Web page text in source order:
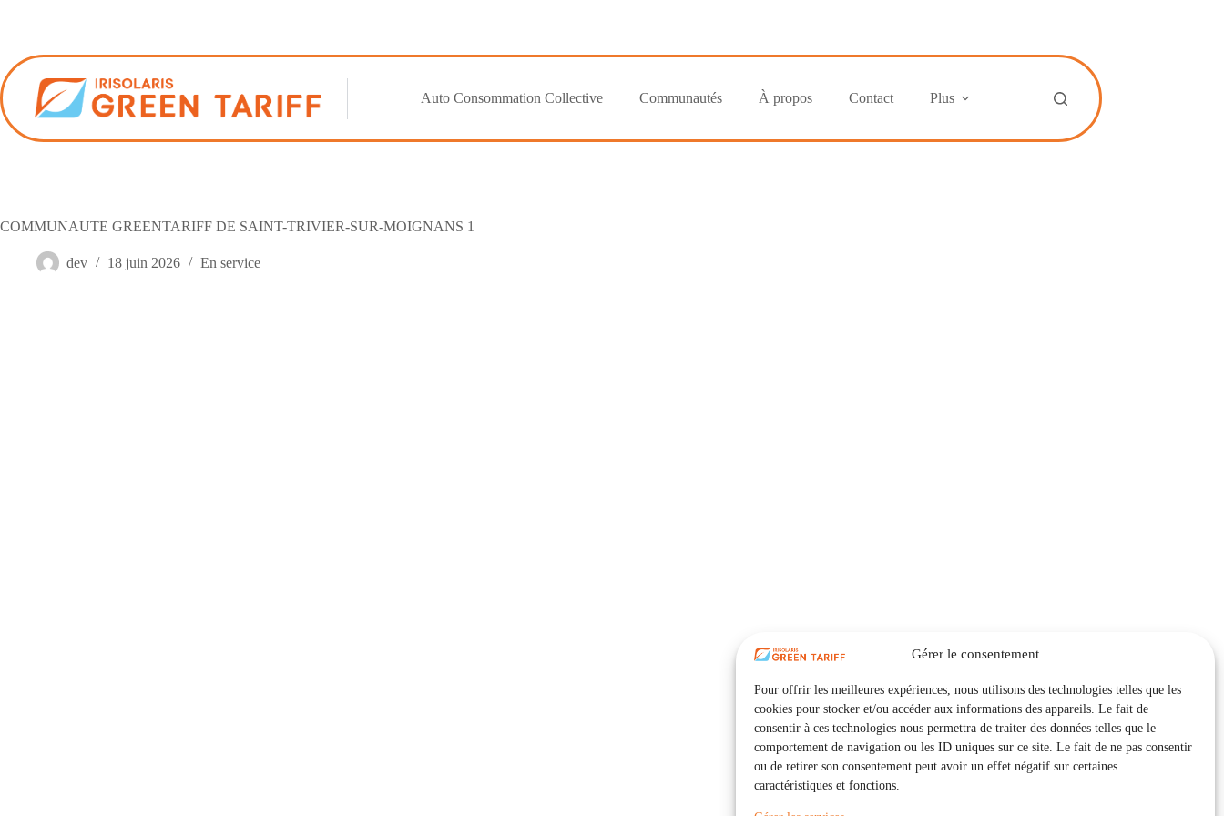
Gérer le consentement
Pour offrir les meilleures expériences, nous utilisons des technologies telles que les
cookies pour stocker et/ou accéder aux informations des appareils. Le fait de
consentir à ces technologies nous permettra de traiter des données telles que le
comportement de navigation ou les ID uniques sur ce site. Le fait de ne pas consentir
ou de retirer son consentement peut avoir un effet négatif sur certaines
caractéristiques et fonctions.
Auto Consommation Collective Communautés À propos Contact Plus
COMMUNAUTE GREENTARIFF DE SAINT-TRIVIER-SUR-MOIGNANS 1
dev 18 juin 2026 En service